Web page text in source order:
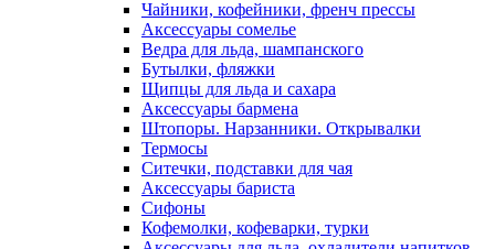
Чайники, кофейники, френч прессы
Аксессуары сомелье
Ведра для льда, шампанского
Бутылки, фляжки
Щипцы для льда и сахара
Аксессуары бармена
Штопоры. Нарзанники. Открывалки
Термосы
Ситечки, подставки для чая
Аксессуары бариста
Сифоны
Кофемолки, кофеварки, турки